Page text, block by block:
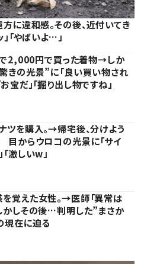
に違和感。その後、近付いてき
「やばいよ…」
で2,000円で買った着物→しか
きの光景”に「良い買い物され
宝だ」「掘り出し物ですね」
ツを購入。→帰宅後、分けよう
からウロコの光景に「サイ
激しいw」
覚えた女性。→医師「異常は
かしその後…判明した”まさか
現在に迫る